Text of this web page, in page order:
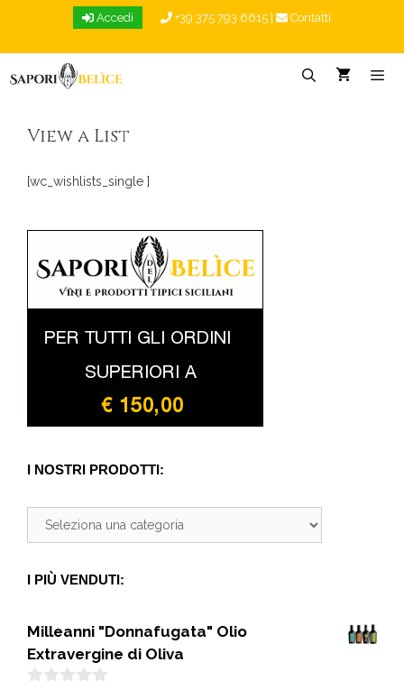
Accedi +39 375 793 6615 Contatti
View a List
[wc_wishlists_single ]
I NOSTRI PRODOTTI:
I PIÙ VENDUTI:
Milleanni "Donnafugata" Olio
Extravergine di Oliva